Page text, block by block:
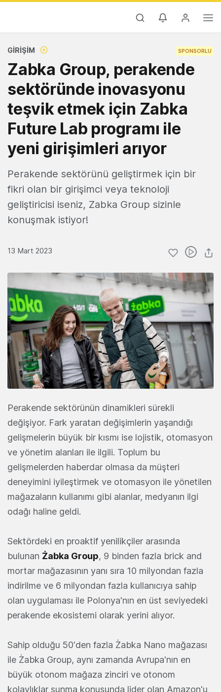
GIRIŞIM SPONSORLU
Zabka Group, perakende
sektöründe inovasyonu
teşvik etmek için Zabka
Future Lab programı ile
yeni girişimleri arıyor
Perakende sektörünü geliştirmek için bir
fikri olan bir girişimci veya teknoloji
geliştiricisi iseniz, Zabka Group sizinle
konuşmak istiyor!
13 Mart 2023
Perakende sektörünün dinamikleri sürekli
değişiyor. Fark yaratan değişimlerin yaşandığı
gelişmelerin büyük bir kısmı ise lojistik, otomasyon
ve yönetim alanları ile ilgili. Toplum bu
gelişmelerden haberdar olmasa da müşteri
deneyimini iyileştirmek ve otomasyon ile yönetilen
mağazaların kullanımı gibi alanlar, medyanın ilgi
odağı haline geldi.
Sektördeki en proaktif yenilikçiler arasında
bulunan Żabka Group, 9 binden fazla brick and
mortar mağazasının yanı sıra 10 milyondan fazla
indirilme ve 6 milyondan fazla kullanıcıya sahip
olan uygulaması ile Polonya'nın en üst seviyedeki
perakende ekosistemi olarak yerini alıyor.
Sahip olduğu 50'den fazla Żabka Nano mağazası
ile Żabka Group, aynı zamanda Avrupa'nın en
büyük otonom mağaza zinciri ve otonom
kolaylıklar sunma konusunda lider olan Amazon'u